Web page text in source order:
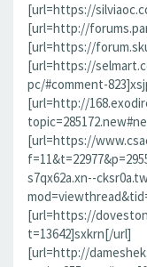
[url=https://
[url=http://
[url=https://
[url=https://
pc/#comment-
[url=http://
[url=https://
s7qx62a.xn--
[url=https://
t=13642]sxkrn[/url]
[url=http://